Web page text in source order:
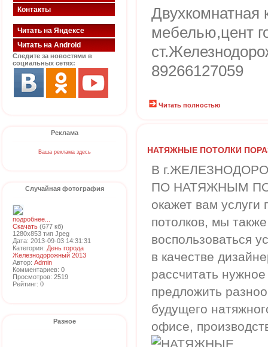
Контакты
Читать на Яндексе
Читать на Android
Следите за новостями в
социальных сетях:
Реклама
Ваша реклама здесь
Случайная фотография
подробнее...
Скачать (677 кб)
1280x853 тип Jpeg
Дата: 2013-09-03 14:31:31
Категория: День города
Железнодорожный 2013
Автор: Admin
Комментариев: 0
Просмотров: 2519
Рейтинг: 0
Разное
Двухкомнатная
мебелью,цент
89266127059
Читать полностью
НАТЯЖНЫЕ ПОТОЛКИ
В
ПО НАТЯЖНЫМ
окажет вам
потолков, мы
воспользоваться
в качестве
рассчитать
предложить
будущего
офисе,